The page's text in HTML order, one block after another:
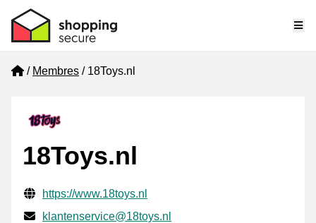
Home
Membres 18Toys.nl
18Toys.nl
Informations de contact vérifiées
Website URL
https://www.18toys.nl
E-mail
klantenservice@18toys.nl